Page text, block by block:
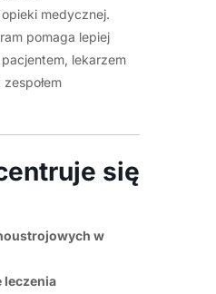
medycznej.
pomaga lepiej
lekarzem
się
w
leczenia